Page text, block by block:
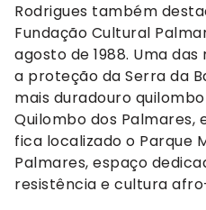
Rodrigues também
Fundação Cultural
agosto de 1988. Uma
a proteção da Serra da
mais duradouro
Quilombo dos Palmares,
fica localizado o Parque
Palmares, espaço
resistência e cultura